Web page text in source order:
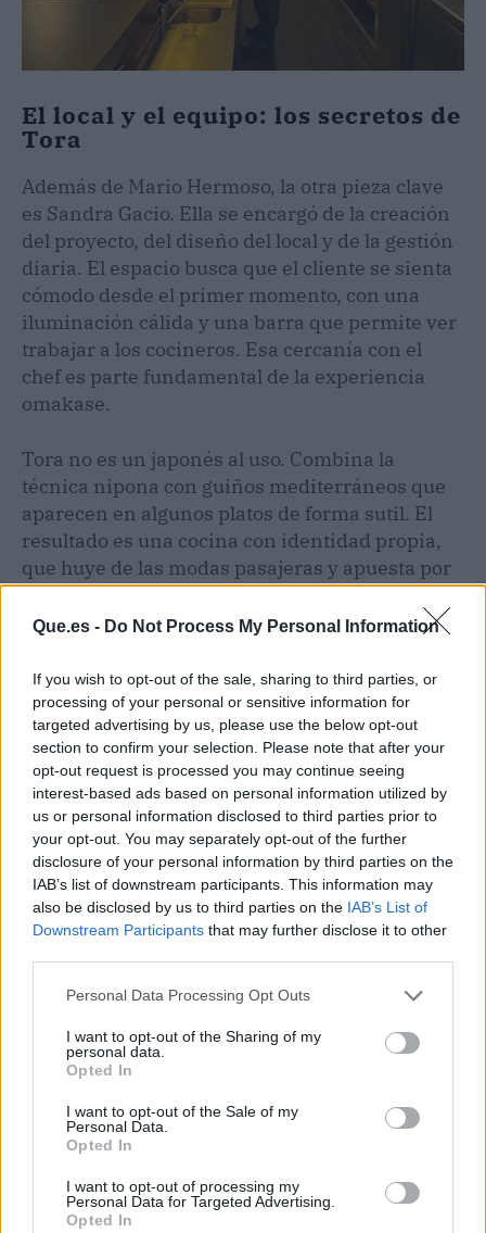
Que.es - Do Not Process My Personal Information
If you wish to opt-out of the sale, sharing to third parties, or
processing of your personal or sensitive information for
targeted advertising by us, please use the below opt-out
section to confirm your selection. Please note that after your
opt-out request is processed you may continue seeing
interest-based ads based on personal information utilized by
us or personal information disclosed to third parties prior to
your opt-out. You may separately opt-out of the further
disclosure of your personal information by third parties on the
IAB’s list of downstream participants. This information may
also be disclosed by us to third parties on the IAB’s List of
Downstream Participants that may further disclose it to other
Personal Data Processing Opt Outs
I want to opt-out of the Sharing of my
personal data.
Opted In
I want to opt-out of the Sale of my
Personal Data.
Opted In
I want to opt-out of processing my
Personal Data for Targeted Advertising.
Opted In
El local y el equipo: los secretos de
Tora
Además de Mario Hermoso, la otra pieza clave
es Sandra Gacio. Ella se encargó de la creación
del proyecto, del diseño del local y de la gestión
diaria. El espacio busca que el cliente se sienta
cómodo desde el primer momento, con una
iluminación cálida y una barra que permite ver
trabajar a los cocineros. Esa cercanía con el
chef es parte fundamental de la experiencia
omakase.
Tora no es un japonés al uso. Combina la
técnica nipona con guiños mediterráneos que
aparecen en algunos platos de forma sutil. El
resultado es una cocina con identidad propia,
que huye de las modas pasajeras y apuesta por
los sabores limpios. Para quien busque algo
distinto sin salir del centro de Madrid, es una
¿Merece la pena? La opinión de
esta foodie
Rotundamente sí. En una ciudad donde las
cenas especiales se pueden ir fácilmente por
encima de los 80 o 100 euros, Tora ofrece una
experiencia omakase con sello Michelin por un
precio que apenas supera lo que cuesta un
menú del día en según qué zonas. La calidad de
la materia prima, el ritmo del servicio y el
ambiente hacen que la visita merezca la pena,
ya sea para una celebración o para darse un